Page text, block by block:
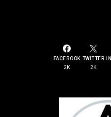
FACEBOOK
2K
TWITTER
2K